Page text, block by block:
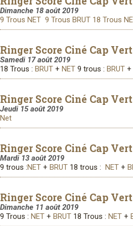
Dimanche 18 août 2019
9 Trous NET 9 Trous BRUT 18 Trous
Ringer Score Ciné Cap Vert
Samedi 17 août 2019
18 Trous : BRUT + NET 9 trous : BRUT +
Ringer Score Ciné Cap Vert
Jeudi 15 août 2019
Net
Ringer Score Ciné Cap Vert
Mardi 13 août 2019
9 trous :NET + BRUT 18 trous : NET +
Ringer Score Ciné Cap Vert
Dimanche 11 août 2019
9 Trous : NET + BRUT 18 Trous : NET +